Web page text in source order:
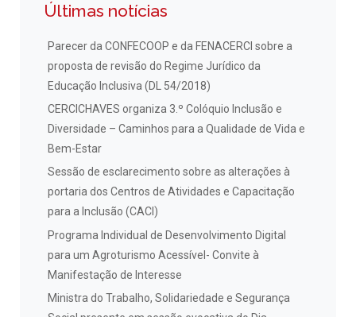
Últimas notícias
Parecer da CONFECOOP e da FENACERCI sobre a
proposta de revisão do Regime Jurídico da
Educação Inclusiva (DL 54/2018)
CERCICHAVES organiza 3.º Colóquio Inclusão e
Diversidade – Caminhos para a Qualidade de Vida e
Bem-Estar
Sessão de esclarecimento sobre as alterações à
portaria dos Centros de Atividades e Capacitação
para a Inclusão (CACI)
Programa Individual de Desenvolvimento Digital
para um Agroturismo Acessível- Convite à
Manifestação de Interesse
Ministra do Trabalho, Solidariedade e Segurança